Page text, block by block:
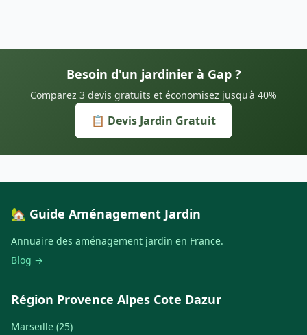
Besoin d'un jardinier à Gap ?
Comparez 3 devis gratuits et économisez jusqu'à 40%
📋 Devis Jardin Gratuit
🏡 Guide Aménagement Jardin
Annuaire des aménagement jardin en France.
Blog →
Région Provence Alpes Cote Dazur
Marseille (25)